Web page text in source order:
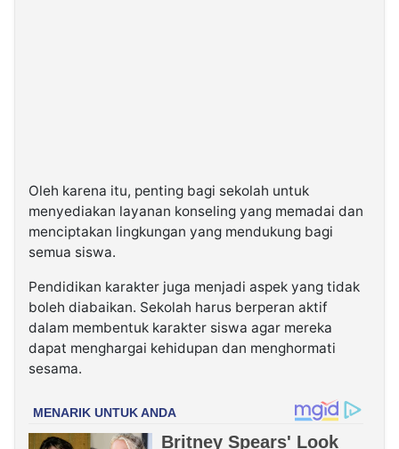
Oleh karena itu, penting bagi sekolah untuk
menyediakan layanan konseling yang memadai dan
menciptakan lingkungan yang mendukung bagi
semua siswa.
Pendidikan karakter juga menjadi aspek yang tidak
boleh diabaikan. Sekolah harus berperan aktif
dalam membentuk karakter siswa agar mereka
dapat menghargai kehidupan dan menghormati
sesama.